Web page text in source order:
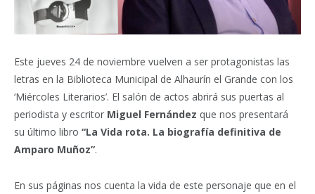
Este jueves 24 de noviembre vuelven a ser protagonistas las
letras en la Biblioteca Municipal de Alhaurín el Grande con los
‘Miércoles Literarios’. El salón de actos abrirá sus puertas al
periodista y escritor Miguel Fernández que nos presentará
su último libro “La Vida rota. La biografía definitiva de
Amparo Muñoz”.
En sus páginas nos cuenta la vida de este personaje que en el